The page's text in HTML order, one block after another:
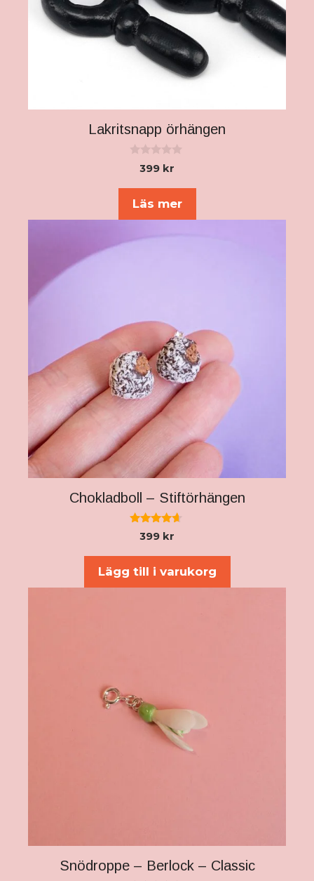
Lakritsnapp örhängen
399 kr
Läs mer
Chokladboll – Stiftörhängen
4.50
av 5
399 kr
Lägg till i varukorg
Snödroppe – Berlock – Classic